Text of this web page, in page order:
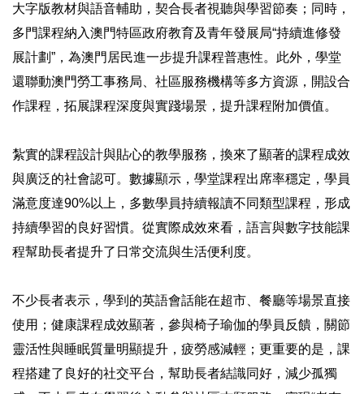
大字版教材與語音輔助，契合長者視聽與學習節奏；同時，
多門課程納入澳門特區政府教育及青年發展局“持續進修發
展計劃”，為澳門居民進一步提升課程普惠性。此外，學堂
還聯動澳門勞工事務局、社區服務機構等多方資源，開設合
作課程，拓展課程深度與實踐場景，提升課程附加價值。
紮實的課程設計與貼心的教學服務，換來了顯著的課程成效
與廣泛的社會認可。數據顯示，學堂課程出席率穩定，學員
滿意度達90%以上，多數學員持續報讀不同類型課程，形成
持續學習的良好習慣。從實際成效來看，語言與數字技能課
程幫助長者提升了日常交流與生活便利度。
不少長者表示，學到的英語會話能在超市、餐廳等場景直接
使用；健康課程成效顯著，參與椅子瑜伽的學員反饋，關節
靈活性與睡眠質量明顯提升，疲勞感減輕；更重要的是，課
程搭建了良好的社交平台，幫助長者結識同好，減少孤獨